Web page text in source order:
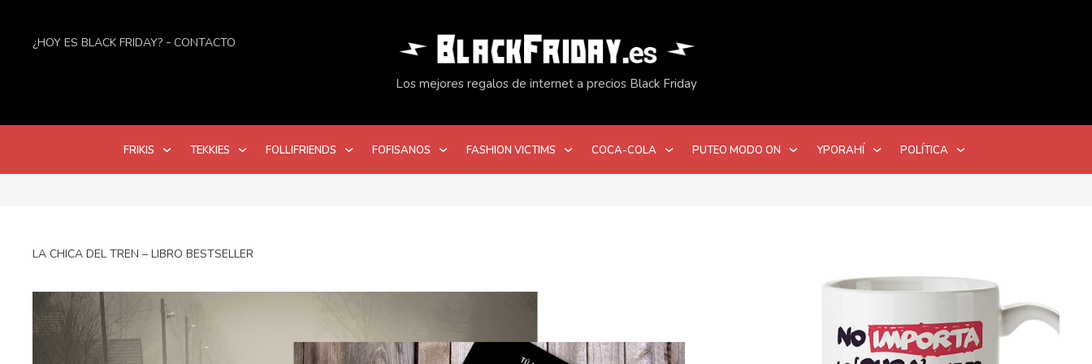
¿HOY ES BLACK FRIDAY? CONTACTO
Los mejores regalos de internet a precios Black Friday
FRIKIS TEKKIES FOLLIFRIENDS FOFISANOS FASHION VICTIMS COCA-COLA PUTEO MODO ON YPORAHÍ POLÍTICA
LA CHICA DEL TREN – LIBRO BESTSELLER